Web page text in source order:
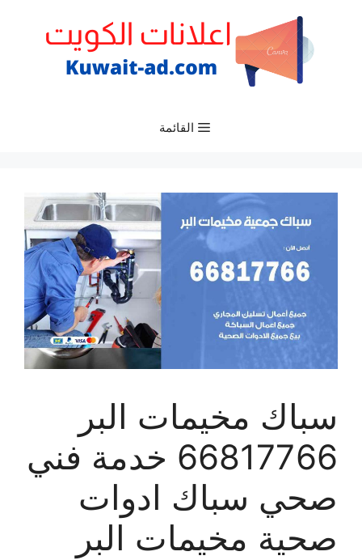
القائمة
سباك مخيمات البر
66817766 خدمة فني
صحي سباك ادوات
صحية مخيمات البر